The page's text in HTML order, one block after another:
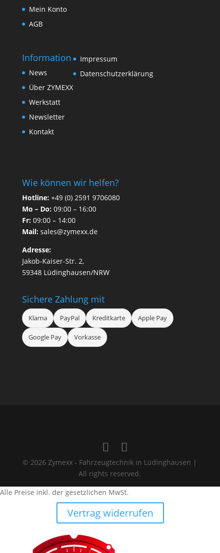
Mein Konto
AGB
Information
News
Über ZYMEXX
Werkstatt
Newsletter
Kontakt
Impressum
Datenschutzerklärung
Wie können wir helfen?
Hotline:+49 (0) 2591 9706080
Mo – Do:09:00 – 16:00
Fr:09:00 – 14:00
Mail:sales@zymexx.de
Adresse:
Jakob-Kaiser-Str. 2,
59348 Lüdinghausen/NRW
Sichere Zahlung mit
Klarna PayPal Kreditkarte Apple Pay
Google Pay Vorkasse
© 2026 Zymexx - Fahrzeugtechnik in Lüdinghausen |
All rights reserved.
Alle Preise inkl. der gesetzlichen MwSt.
Vertrag widerrufen